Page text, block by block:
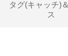
タグ(キャッチ)
ス